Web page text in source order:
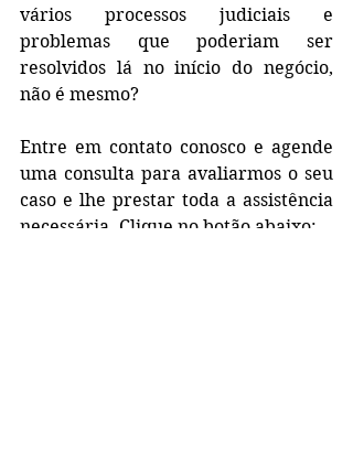
vários processos judiciais e
problemas que poderiam ser
resolvidos lá no início do negócio,
não é mesmo?
Entre em contato conosco e agende
uma consulta para avaliarmos o seu
caso e lhe prestar toda a assistência
necessária. Clique no botão abaixo: